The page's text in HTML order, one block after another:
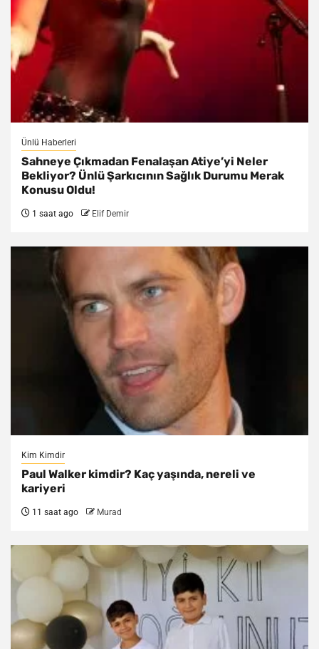
Ünlü Haberleri
Sahneye Çıkmadan Fenalaşan Atiye’yi Neler
Bekliyor? Ünlü Şarkıcının Sağlık Durumu Merak
Konusu Oldu!
1 saat ago Elif Demir
Kim Kimdir
Paul Walker kimdir? Kaç yaşında, nereli ve
kariyeri
11 saat ago Murad